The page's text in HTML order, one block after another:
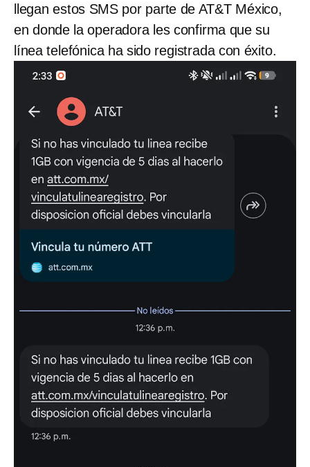
llegan estos SMS por parte de AT&T México,
en donde la operadora les confirma que su
línea telefónica ha sido registrada con éxito.